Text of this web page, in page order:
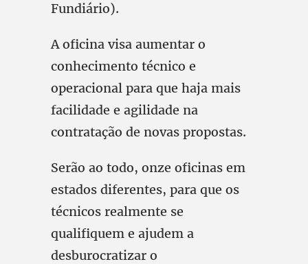
Fundiário).
A oficina visa aumentar o
conhecimento técnico e
operacional para que haja mais
facilidade e agilidade na
contratação de novas propostas.
Serão ao todo, onze oficinas em
estados diferentes, para que os
técnicos realmente se
qualifiquem e ajudem a
desburocratizar o